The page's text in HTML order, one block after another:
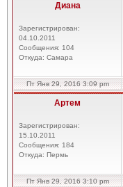
Диана
Зарегистрирован:
04.10.2011
Сообщения: 104
Откуда: Самара
Пт Янв 29, 2016 3:09 pm
Артем
Зарегистрирован:
15.10.2011
Сообщения: 184
Откуда: Пермь
Пт Янв 29, 2016 3:10 pm